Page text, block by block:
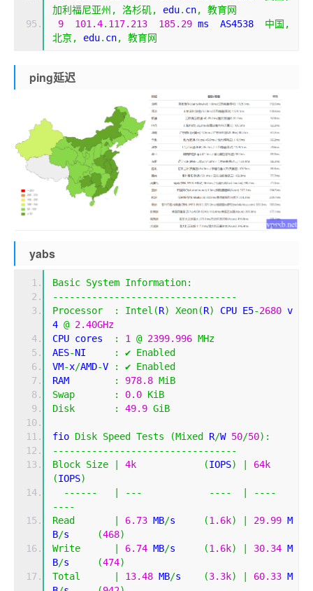
加利福尼亚州,
洛杉矶, edu. cn,
教育网
9
101.4. 117.213 185.29 ms  AS4538 中国,
北京,
edu. cn, 教育网
ping延迟
yabs
Basic System Information:
---------------------------------
Processor
: Intel (R) Xeon(R) CPU E5-2680 v
4 @ 2.40GHz
CPU cores
: 1 @ 2399.996 MHz
AES-NI : ✔ Enabled
VM-x/AMD-V : ✔ Enabled
RAM
: 978.8 MiB
Swap
: 0.0 KiB
Disk
: 49.9 GiB
fio Disk Speed Tests (Mixed R/W 50/50):
---------------------------------
Block Size 4k (IOPS)
64k
(IOPS)
------
--- ----
----
----
Read
6.73 MB/s (1.6k) 29.99 M
B/s (468)
Write
6.74 MB/s (1.6k) 30.34 M
B/s (474)
Total
13.48 MB/s (3.3k) 60.33 M